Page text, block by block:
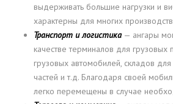
выдерживать большие нагрузки и
характерны для многих
Транспорт и логистика— ангары
качестве терминалов для грузовых
грузовых автомобилей, складов
частей и т.д. Благодаря своей
легко перемещены в случае